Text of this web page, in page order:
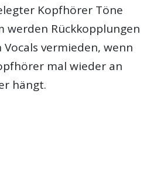
Kopfhörer Töne
werden Rückkopplungen
vermieden, wenn
mal wieder an
hängt.